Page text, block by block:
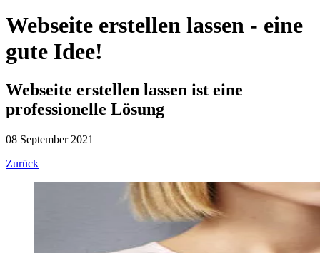
Webseite erstellen lassen - eine
gute Idee!
Webseite erstellen lassen ist eine
professionelle Lösung
08 September 2021
Zurück